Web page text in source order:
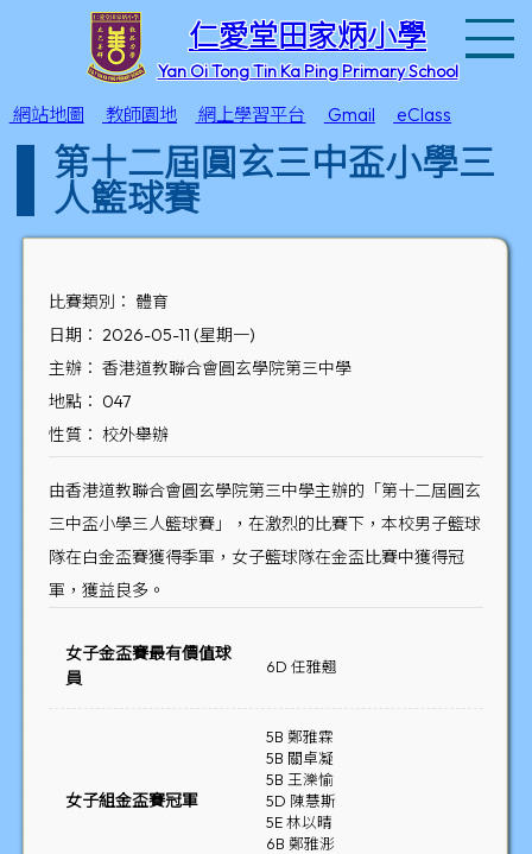
仁愛堂田家炳小學
Yan Oi Tong Tin Ka Ping Primary School
網站地圖 教師園地 網上學習平台 Gmail eClass
第十二屆圓玄三中盃小學三
人籃球賽
比賽類別： 體育
日期： 2026-05-11 (星期一)
主辦： 香港道教聯合會圓玄學院第三中學
地點： 047
性質： 校外舉辦
由香港道教聯合會圓玄學院第三中學主辦的「第十二屆圓玄
三中盃小學三人籃球賽」，在激烈的比賽下，本校男子籃球
隊在白金盃賽獲得季軍，女子籃球隊在金盃比賽中獲得冠
軍，獲益良多。
女子金盃賽最有價值球
員
6D 任雅翹
女子組金盃賽冠軍
5B 鄭雅霖
5B 關卓凝
5B 王濼愉
5D 陳慧斯
5E 林以晴
6B 鄭雅浵